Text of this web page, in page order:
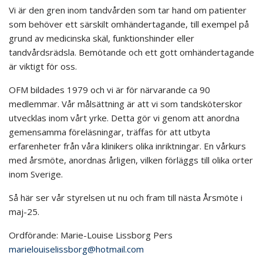
Vi är den gren inom tandvården som tar hand om patienter
som behöver ett särskilt omhändertagande, till exempel på
grund av medicinska skäl, funktionshinder eller
tandvårdsrädsla. Bemötande och ett gott omhändertagande
är viktigt för oss.
OFM bildades 1979 och vi är för närvarande ca 90
medlemmar. Vår målsättning är att vi som tandsköterskor
utvecklas inom vårt yrke. Detta gör vi genom att anordna
gemensamma föreläsningar, träffas för att utbyta
erfarenheter från våra klinikers olika inriktningar. En vårkurs
med årsmöte, anordnas årligen, vilken förläggs till olika orter
inom Sverige.
Så här ser vår styrelsen ut nu och fram till nästa Årsmöte i
maj-25.
Ordförande: Marie-Louise Lissborg Pers
marielouiselissborg@hotmail.com